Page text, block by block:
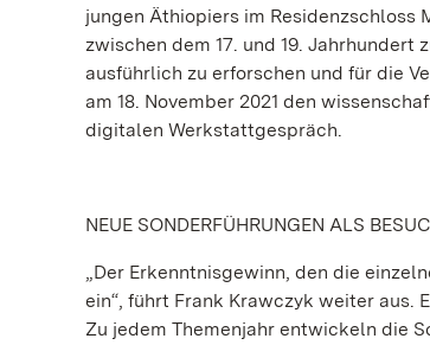
jungen Äthiopiers im Residenzschloss
zwischen dem 17. und 19.
ausführlich zu erforschen und für die
am 18. November 2021 den
digitalen Werkstattgespräch.
NEUE SONDERFÜHRUNGEN ALS
„Der Erkenntnisgewinn, den die
ein“, führt Frank Krawczyk weiter aus.
Zu jedem Themenjahr entwickeln die